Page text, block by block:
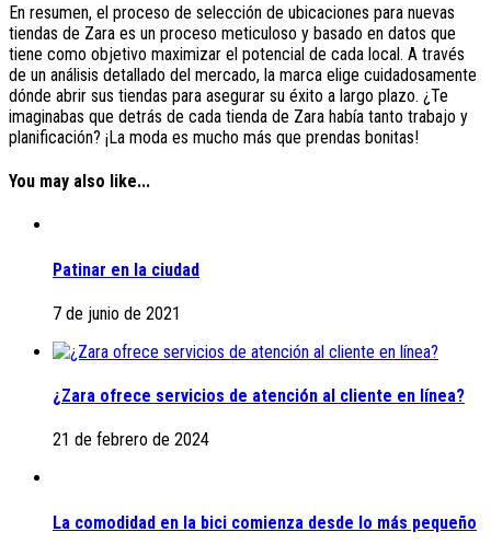
En resumen, el proceso de selección de ubicaciones para nuevas
tiendas de Zara es un proceso meticuloso y basado en datos que
tiene como objetivo maximizar el potencial de cada local. A través
de un análisis detallado del mercado, la marca elige cuidadosamente
dónde abrir sus tiendas para asegurar su éxito a largo plazo. ¿Te
imaginabas que detrás de cada tienda de Zara había tanto trabajo y
planificación? ¡La moda es mucho más que prendas bonitas!
You may also like...
Patinar en la ciudad
7 de junio de 2021
¿Zara ofrece servicios de atención al cliente en línea?
21 de febrero de 2024
La comodidad en la bici comienza desde lo más pequeño